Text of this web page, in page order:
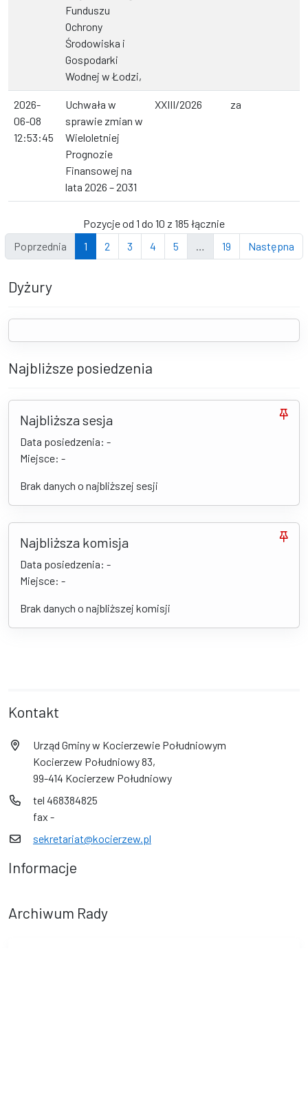
Funduszu
Ochrony
Środowiska i
Gospodarki
Wodnej w Łodzi,
2026-
06-08
12:53:45
Uchwała w
sprawie zmian w
Wieloletniej
Prognozie
Finansowej na
lata 2026 – 2031
XXIII/2026 za
Pozycje od 1 do 10 z 185 łącznie
Poprzednia
1 2 3 4 5 19 Następna
Dyżury
Najbliższe posiedzenia
Najbliższa sesja
Data posiedzenia: -
Miejsce: -
Brak danych o najbliższej sesji
Najbliższa komisja
Data posiedzenia: -
Miejsce: -
Brak danych o najbliższej komisji
Kontakt
Urząd Gminy w Kocierzewie Południowym
Kocierzew Południowy 83,
99-414 Kocierzew Południowy
tel 468384825
fax -
sekretariat@kocierzew.pl
Informacje
Archiwum Rady